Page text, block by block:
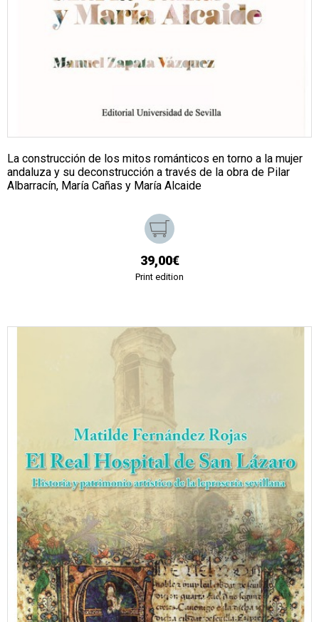
La construcción de los mitos románticos en torno a la mujer
andaluza y su deconstrucción a través de la obra de Pilar
Albarracín, María Cañas y María Alcaide
39,00€
Print edition